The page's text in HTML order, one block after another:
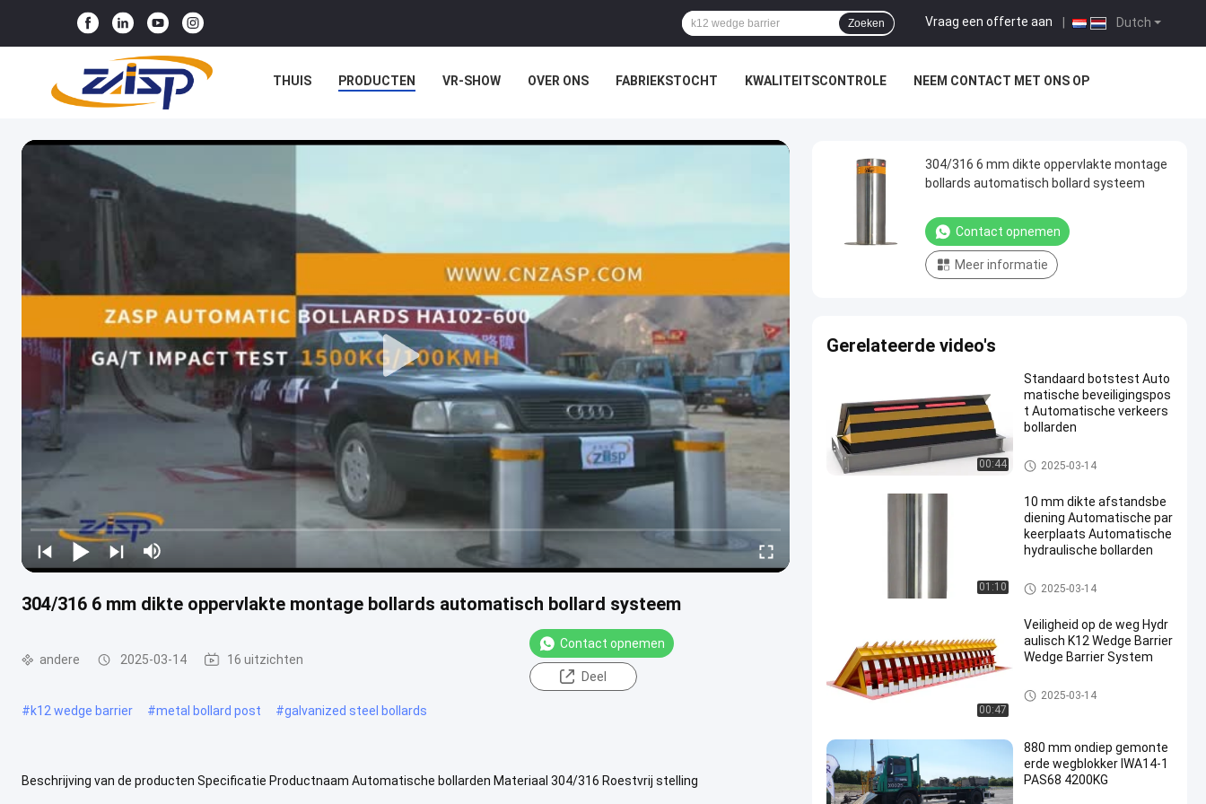
Dutch
Vraag een offerte aan
Zoeken
THUIS PRODUCTEN VR-SHOW OVER ONS FABRIEKSTOCHT KWALITEITSCONTROLE NEEM CONTACT MET ONS OP
304/316 6 mm dikte oppervlakte montage bollards automatisch bollard systeem
andere 2025-03-14 16 uitzichten
Contact opnemen
Deel
#k12 wedge barrier #metal bollard post #galvanized steel bollards
Beschrijving van de producten Specificatie Productnaam Automatische bollarden Materiaal 304/316 Roestvrij stelling
304/316 6 mm dikte oppervlakte montage
bollards automatisch bollard systeem
Contact opnemen
Meer informatie
Gerelateerde video's
00:44
Standaard botstest Auto
matische beveiligingspos
t Automatische verkeers
bollarden
andere2025-03-14
01:10
10 mm dikte afstandsbe
diening Automatische par
keerplaats Automatische
hydraulische bollarden
andere2025-03-14
00:47
Veiligheid op de weg Hydr
aulisch K12 Wedge Barrier
Wedge Barrier System
andere2025-03-14
880 mm ondiep gemonte
erde wegblokker IWA14-1
PAS68 4200KG